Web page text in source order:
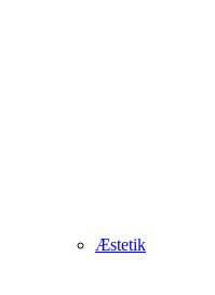
Æstetik